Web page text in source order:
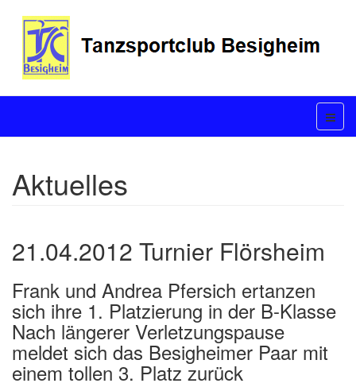
Aktuelles
21.04.2012 Turnier Flörsheim
Frank und Andrea Pfersich ertanzen
sich ihre 1. Platzierung in der B-Klasse
Nach längerer Verletzungspause
meldet sich das Besigheimer Paar mit
einem tollen 3. Platz zurück